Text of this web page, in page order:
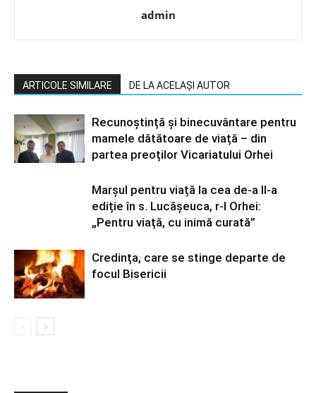
admin
ARTICOLE SIMILARE DE LA ACELAȘI AUTOR
Recunoștință și binecuvântare pentru
mamele dătătoare de viață – din
partea preoților Vicariatului Orhei
Marșul pentru viață la cea de-a II-a
ediție în s. Lucășeuca, r-l Orhei:
„Pentru viață, cu inimă curată”
Credința, care se stinge departe de
focul Bisericii